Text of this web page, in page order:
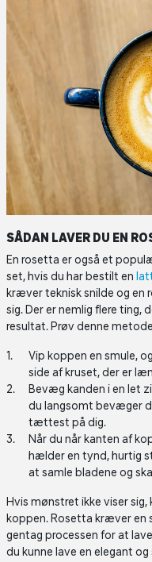
SÅDAN LAVER DU EN
En rosetta er også et
set, hvis du har bestilt en
kræver teknisk snilde og en
sig. Der er nemlig flere ting,
resultat. Prøv denne
Vip koppen en smule,
side af kruset, der er
Bevæg kanden i en let
du langsomt bevæger
tættest på dig.
Når du når kanten af
hælder en tynd, hurtig
at samle bladene og
Hvis mønstret ikke viser
koppen. Rosetta kræver en
gentag processen for at
du kunne lave en elegant